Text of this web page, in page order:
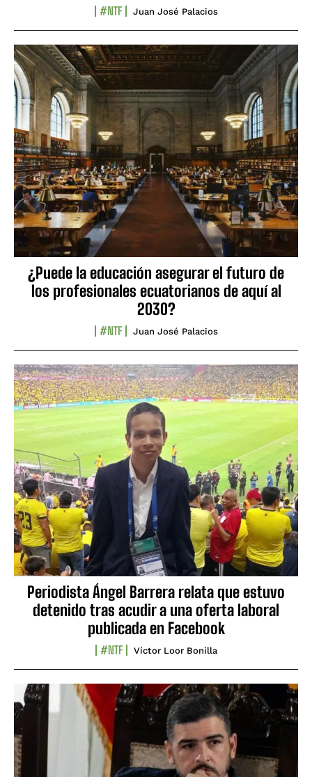
#NTF Juan José Palacios
¿Puede la educación asegurar el futuro de
los profesionales ecuatorianos de aquí al
2030?
#NTF Juan José Palacios
Periodista Ángel Barrera relata que estuvo
detenido tras acudir a una oferta laboral
publicada en Facebook
#NTF Víctor Loor Bonilla